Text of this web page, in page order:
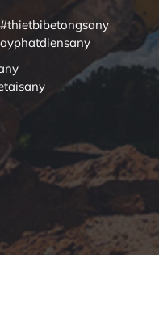
#thietbibetongsany